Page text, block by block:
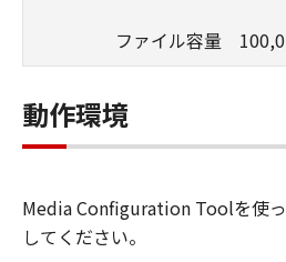
と、アクセスすること
しくは実行することの
します）することがで
た、お客様が「プリン
に、本契約の条件の下
エア」を使用させるこ
ファイル容量
動作環境
Media Configuration Toolを使
してください。